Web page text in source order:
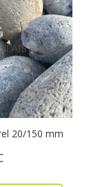
20/150 mm